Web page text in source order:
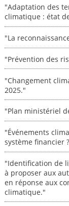
"Adaptation des
climatique : état
"La
"Prévention des
"Changement
2025."
"Plan ministériel
"Événements
système financier
"Identification de
à proposer aux
en réponse aux
climatique."